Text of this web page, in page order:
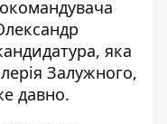
яка
Залужного,
давно.